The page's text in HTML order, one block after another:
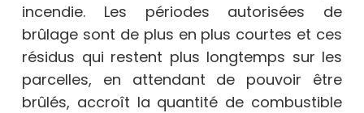
incendie. Les périodes autorisées de
brûlage sont de plus en plus courtes et ces
résidus qui restent plus longtemps sur les
parcelles, en attendant de pouvoir être
brûlés, accroît la quantité de combustible